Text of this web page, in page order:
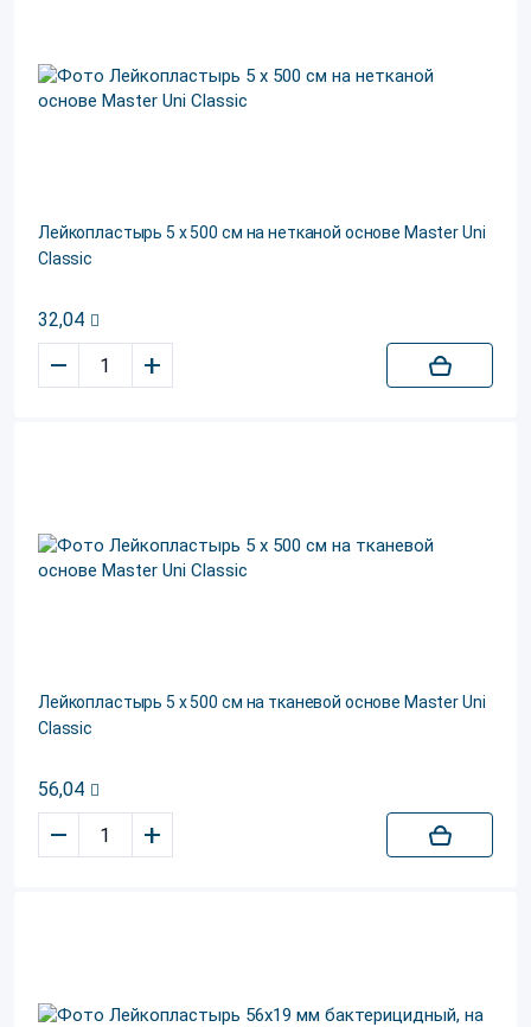
Лейкопластырь 5 х 500 см на нетканой основе Master Uni
Classic
32,04
– +
Лейкопластырь 5 х 500 см на тканевой основе Master Uni
Classic
56,04
– +